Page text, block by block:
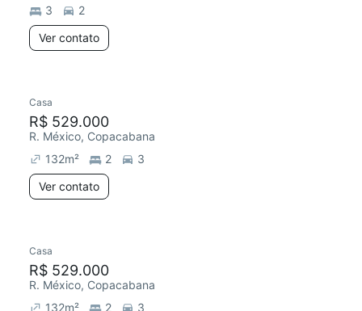
3
2
Ver contato
Casa
R$ 529.000
R. México, Copacabana
132m² 2
3
Ver contato
Casa
R$ 529.000
R. México, Copacabana
132m² 2 3